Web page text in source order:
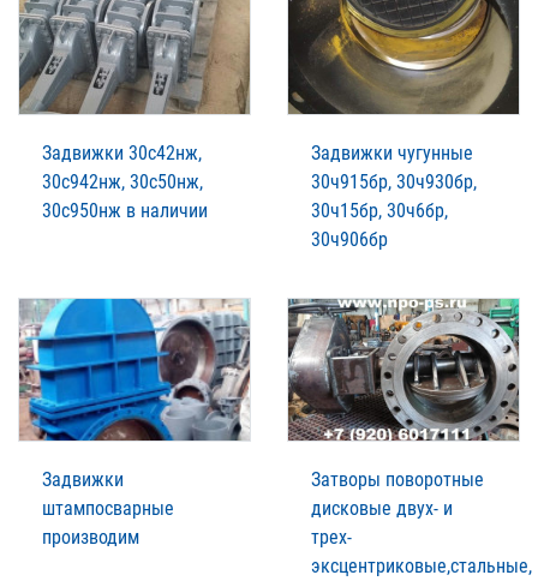
Задвижки 30с42нж,
30с942нж, 30с50нж,
30с950нж в наличии
Задвижки чугунные
30ч915бр, 30ч930бр,
30ч15бр, 30ч6бр,
30ч906бр
Задвижки
штампосварные
производим
Затворы поворотные
дисковые двух- и
трех-
эксцентриковые,стальные,